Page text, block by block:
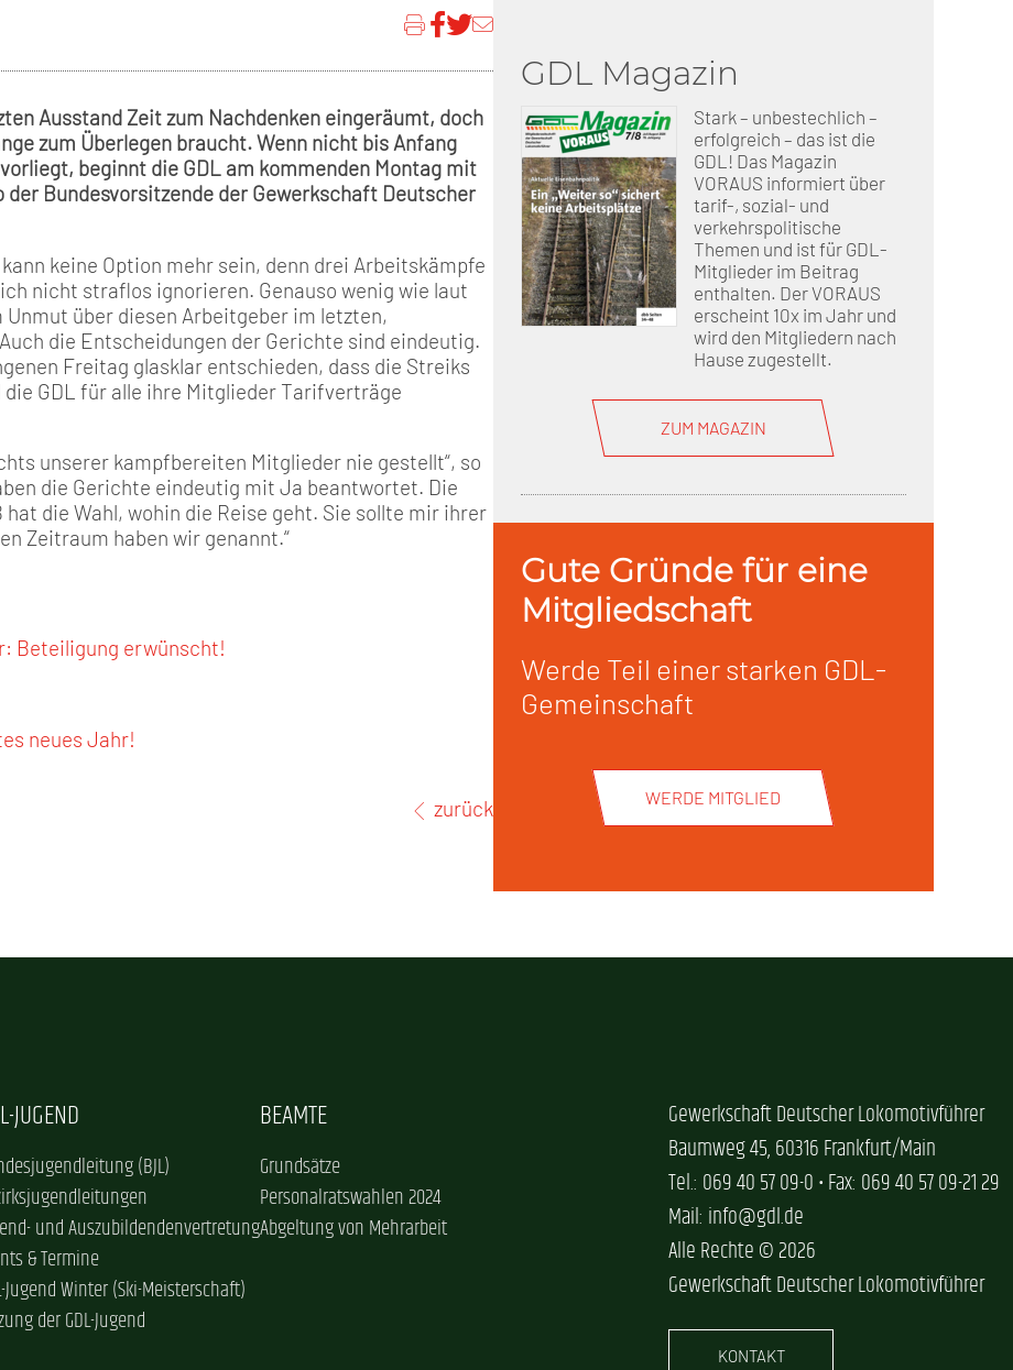
Geschichte
Unsere Satzungen
Nord-Ost
Nordrhein-Westfalen
Süd-West
Events & Termine
GDL-Jugend Winter (Ski-Meisterschaft)
Satzung der GDL-Jugend
Arbeitskreis Seniorenpolitik
Job-Ticket (DB AG)
Grundsätzliche Fünf-Tage-Woche (DB AG)
Erhöhung des Entgeltes - Mehr als nur Plus (DB AG)
Berufshaftpflicht
Berufsrechtsschutz
Familien- und Wohnungsrechtsschutz
Freizeit- und Unfallversicherung
Ratgeber & Downloads
Technikbroschüren
Versichertenberater
Werbemittel
Mitgliedsbeiträge
Ausstand Zeit zum Nachdenken eingeräumt, doch
zum Überlegen braucht. Wenn nicht bis Anfang
beginnt die GDL am kommenden Montag mit
Bundesvorsitzende der Gewerkschaft Deutscher
keine Option mehr sein, denn drei Arbeitskämpfe
nicht straflos ignorieren. Genauso wenig wie laut
über diesen Arbeitgeber im letzten,
die Entscheidungen der Gerichte sind eindeutig.
Freitag glasklar entschieden, dass die Streiks
GDL für alle ihre Mitglieder Tarifverträge
unserer kampfbereiten Mitglieder nie gestellt“, so
die Gerichte eindeutig mit Ja beantwortet. Die
die Wahl, wohin die Reise geht. Sie sollte mir ihrer
Zeitraum haben wir genannt.“
Beteiligung erwünscht!
neues Jahr!
zurück
GDL Magazin
Stark – unbestechlich –
erfolgreich – das ist die
GDL! Das Magazin
VORAUS informiert über
tarif-, sozial- und
verkehrspolitische
Themen und ist für GDL-
Mitglieder im Beitrag
enthalten. Der VORAUS
erscheint 10x im Jahr und
wird den Mitgliedern nach
Hause zugestellt.
ZUM MAGAZIN
Gute Gründe für eine
Mitgliedschaft
Werde Teil einer starken GDL-
Gemeinschaft
WERDE MITGLIED
JUGEND
(BJL)
und Auszubildendenvertretung
& Termine
Jugend Winter (Ski-Meisterschaft)
der GDL-Jugend
BEAMTE
Grundsätze
Personalratswahlen 2024
Abgeltung von Mehrarbeit
Gewerkschaft Deutscher Lokomotivführer
Baumweg 45, 60316 Frankfurt/Main
Tel.: 069 40 57 09-0 • Fax: 069 40 57 09-21 29
Mail: info@gdl.de
Alle Rechte © 2026
Gewerkschaft Deutscher Lokomotivführer
KONTAKT